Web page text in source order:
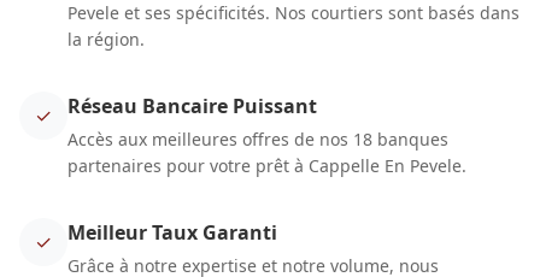
Pevele et ses spécificités. Nos courtiers sont basés dans
la région.
✓ Réseau Bancaire Puissant
Accès aux meilleures offres de nos 18 banques
partenaires pour votre prêt à Cappelle En Pevele.
✓ Meilleur Taux Garanti
Grâce à notre expertise et notre volume, nous